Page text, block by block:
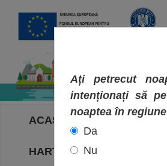
ACASA
HARTA OBIECTIVELOR
Ați petrecut
intenționați să
noaptea în
Da
Nu